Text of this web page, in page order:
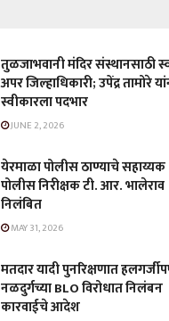
तुळजाभवानी मंदिर संस्थानसाठी
अपर जिल्हाधिकारी; उपेंद्र तामोरे
स्वीकारला पदभार
JUNE 2, 2026
येरमाळा पोलीस ठाण्याचे सहाय्यक
पोलीस निरीक्षक टी. आर. भालेराव
निलंबित
MAY 31, 2026
मतदार यादी पुनरिक्षणात
नळदुर्गच्या BLO विरोधात निलंबन
कारवाईचे आदेश